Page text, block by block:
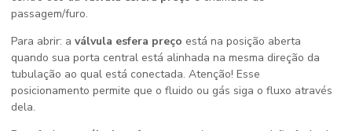
passagem/furo.
Para abrir: a válvula esfera preço está na posição aberta
quando sua porta central está alinhada na mesma direção da
tubulação ao qual está conectada. Atenção! Esse
posicionamento permite que o fluido ou gás siga o fluxo através
dela.